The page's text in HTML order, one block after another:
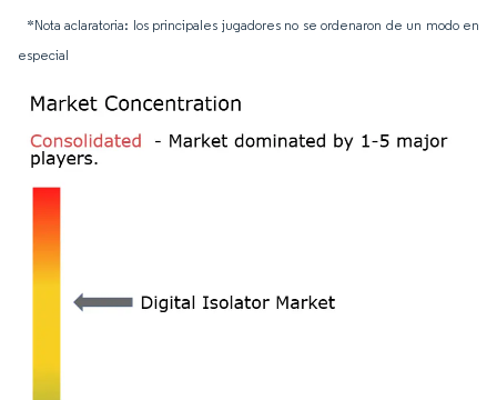
*Nota aclaratoria: los principales jugadores no se ordenaron de un modo en
especial